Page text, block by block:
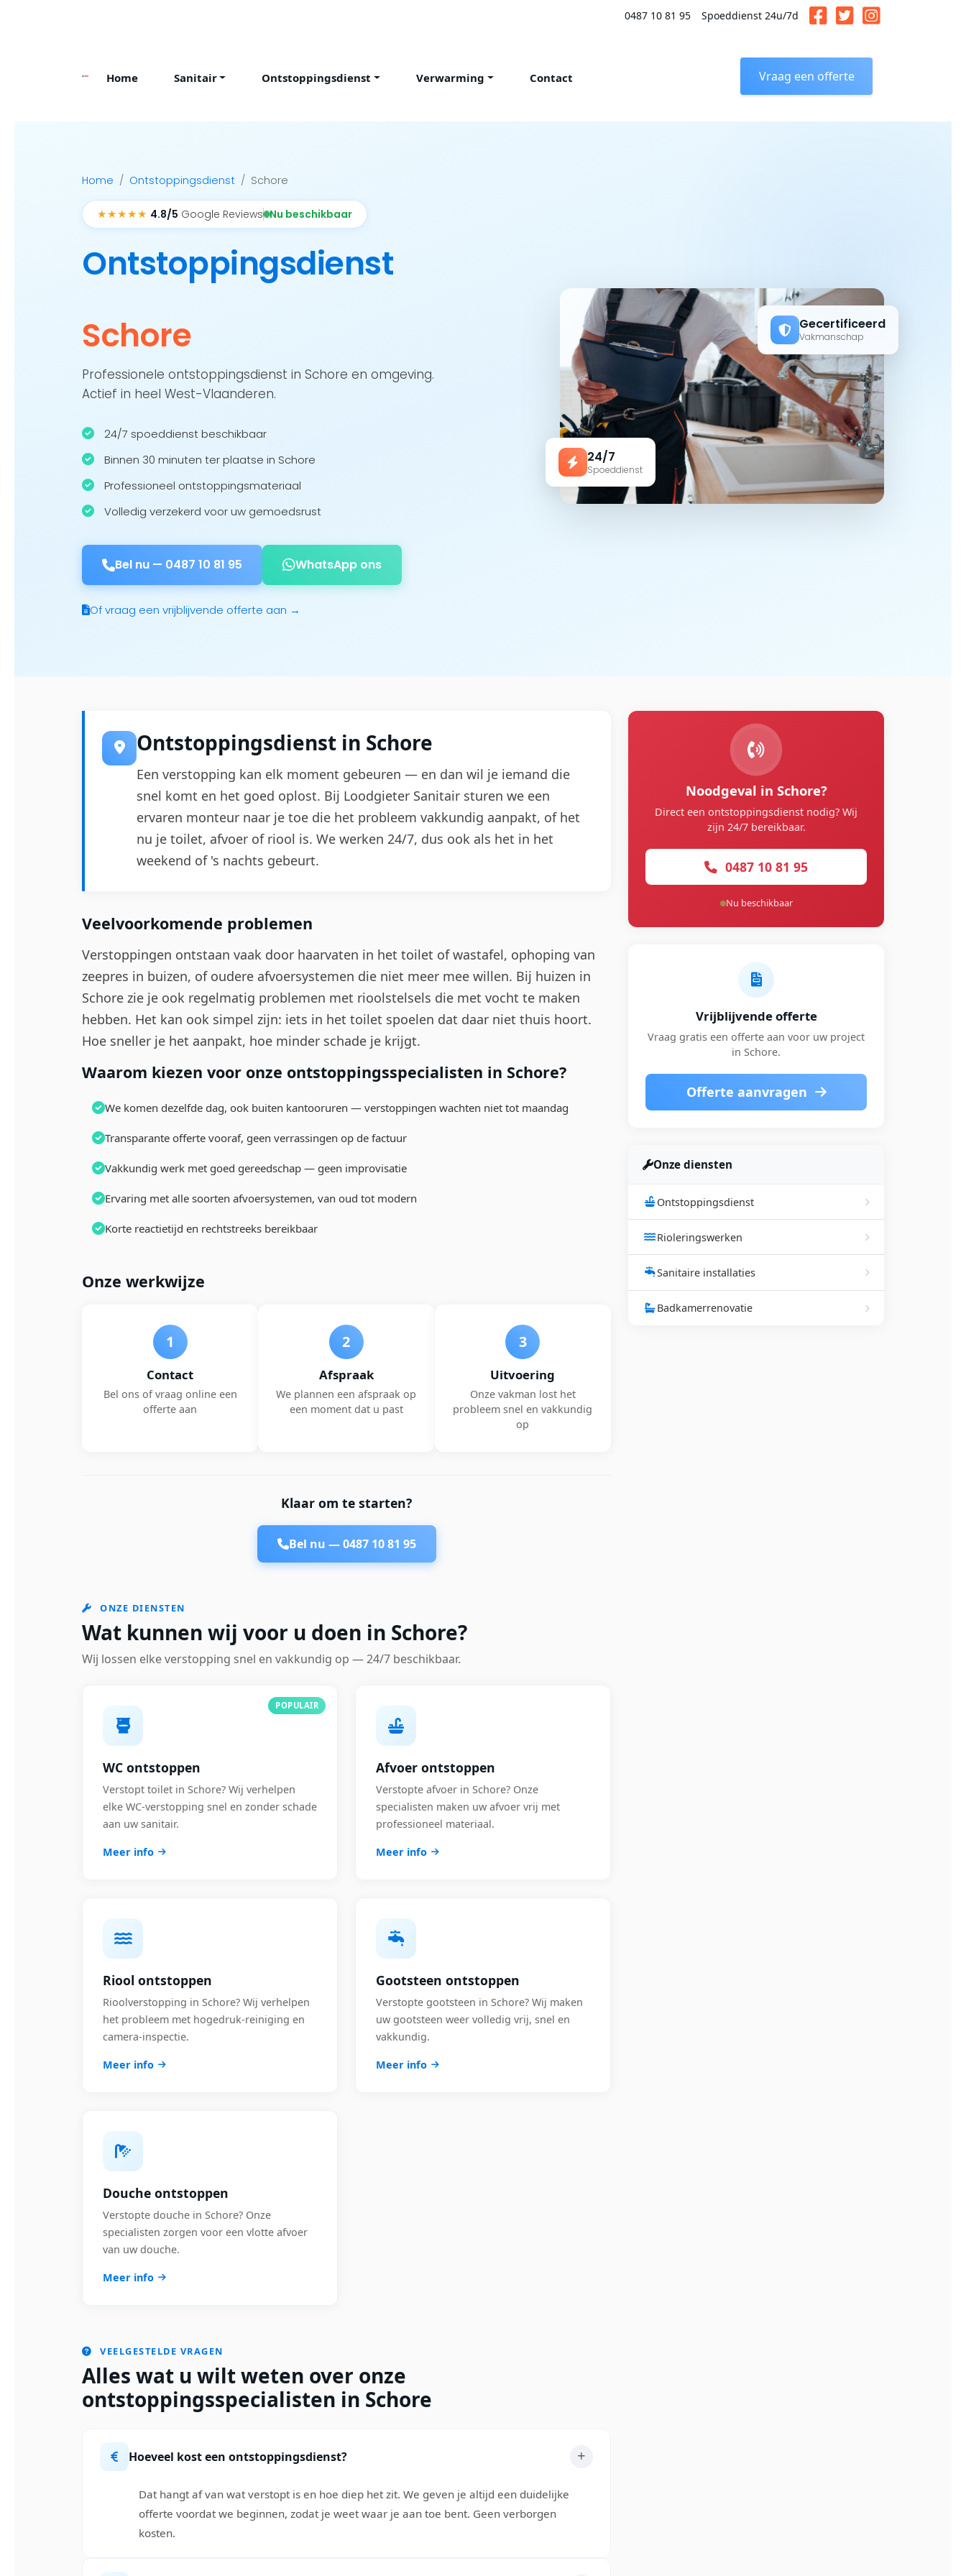
0487 10 81 95 Spoeddienst 24u/7d
Home Sanitair Ontstoppingsdienst Verwarming Contact Vraag een offerte
Home Ontstoppingsdienst Schore
★★★★★ 4.8/5 Google Reviews Nu beschikbaar
Ontstoppingsdienst
Schore
Professionele ontstoppingsdienst in Schore en omgeving.
Actief in heel West-Vlaanderen.
24/7 spoeddienst beschikbaar
Binnen 30 minuten ter plaatse in Schore
Professioneel ontstoppingsmateriaal
Volledig verzekerd voor uw gemoedsrust
Bel nu — 0487 10 81 95 WhatsApp ons
Of vraag een vrijblijvende offerte aan →
24/7
Spoeddienst
Gecertificeerd
Vakmanschap
Ontstoppingsdienst in Schore
Een verstopping kan elk moment gebeuren — en dan wil je iemand die
snel komt en het goed oplost. Bij Loodgieter Sanitair sturen we een
ervaren monteur naar je toe die het probleem vakkundig aanpakt, of het
nu je toilet, afvoer of riool is. We werken 24/7, dus ook als het in het
weekend of 's nachts gebeurt.
Veelvoorkomende problemen
Verstoppingen ontstaan vaak door haarvaten in het toilet of wastafel, ophoping van
zeepres in buizen, of oudere afvoersystemen die niet meer mee willen. Bij huizen in
Schore zie je ook regelmatig problemen met rioolstelsels die met vocht te maken
hebben. Het kan ook simpel zijn: iets in het toilet spoelen dat daar niet thuis hoort.
Hoe sneller je het aanpakt, hoe minder schade je krijgt.
Waarom kiezen voor onze ontstoppingsspecialisten in Schore?
We komen dezelfde dag, ook buiten kantooruren — verstoppingen wachten niet tot maandag
Transparante offerte vooraf, geen verrassingen op de factuur
Vakkundig werk met goed gereedschap — geen improvisatie
Ervaring met alle soorten afvoersystemen, van oud tot modern
Korte reactietijd en rechtstreeks bereikbaar
Onze werkwijze
1
Contact
Bel ons of vraag online een
offerte aan
2
Afspraak
We plannen een afspraak op
een moment dat u past
3
Uitvoering
Onze vakman lost het
probleem snel en vakkundig
op
Klaar om te starten?
Bel nu —0487 10 81 95
ONZE DIENSTEN
Wat kunnen wij voor u doen in Schore?
Wij lossen elke verstopping snel en vakkundig op — 24/7 beschikbaar.
POPULAIR
WC ontstoppen
Verstopt toilet in Schore? Wij verhelpen
elke WC-verstopping snel en zonder schade
aan uw sanitair.
Meer info
Afvoer ontstoppen
Verstopte afvoer in Schore? Onze
specialisten maken uw afvoer vrij met
professioneel materiaal.
Meer info
Riool ontstoppen
Rioolverstopping in Schore? Wij verhelpen
het probleem met hogedruk-reiniging en
camera-inspectie.
Meer info
Gootsteen ontstoppen
Verstopte gootsteen in Schore? Wij maken
uw gootsteen weer volledig vrij, snel en
vakkundig.
Meer info
Douche ontstoppen
Verstopte douche in Schore? Onze
specialisten zorgen voor een vlotte afvoer
van uw douche.
Meer info
VEELGESTELDE VRAGEN
Alles wat u wilt weten over onze
ontstoppingsspecialisten in Schore
Hoeveel kost een ontstoppingsdienst?
Dat hangt af van wat verstopt is en hoe diep het zit. We geven je altijd een duidelijke
offerte voordat we beginnen, zodat je weet waar je aan toe bent. Geen verborgen
kosten.
Noodgeval in Schore?
Direct een ontstoppingsdienst nodig? Wij
zijn 24/7 bereikbaar.
0487 10 81 95
Nu beschikbaar
Vrijblijvende offerte
Vraag gratis een offerte aan voor uw project
in Schore.
Offerte aanvragen
Onze diensten
Ontstoppingsdienst
Rioleringswerken
Sanitaire installaties
Badkamerrenovatie